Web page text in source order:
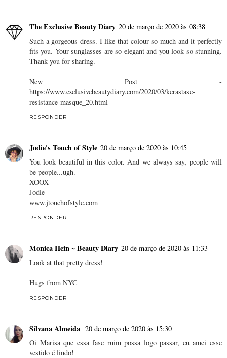
The Exclusive Beauty Diary 20 de março de 2020 às 08:38
Such a gorgeous dress. I like that colour so much and it perfectly
fits you. Your sunglasses are so elegant and you look so stunning.
Thank you for sharing.
New Post -
https://www.exclusivebeautydiary.com/2020/03/kerastase-
resistance-masque_20.html
RESPONDER
Jodie's Touch of Style 20 de março de 2020 às 10:45
You look beautiful in this color. And we always say, people will
be people...ugh.
XOOX
Jodie
www.jtouchofstyle.com
RESPONDER
Monica Hein ~ Beauty Diary 20 de março de 2020 às 11:33
Look at that pretty dress!
Hugs from NYC
RESPONDER
Silvana Almeida 20 de março de 2020 às 15:30
Oi Marisa que essa fase ruim possa logo passar, eu amei esse
vestido é lindo!